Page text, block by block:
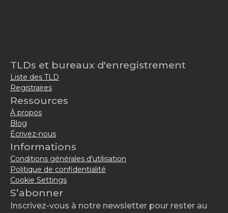
TLDs et bureaux d'enregistrement
Liste des TLD
Registraires
Ressources
À propos
Blog
Écrivez-nous
Informations
Conditions générales d'utilisation
Politique de confidentialité
Cookie Settings
S’abonner
Inscrivez-vous à notre newsletter pour rester au